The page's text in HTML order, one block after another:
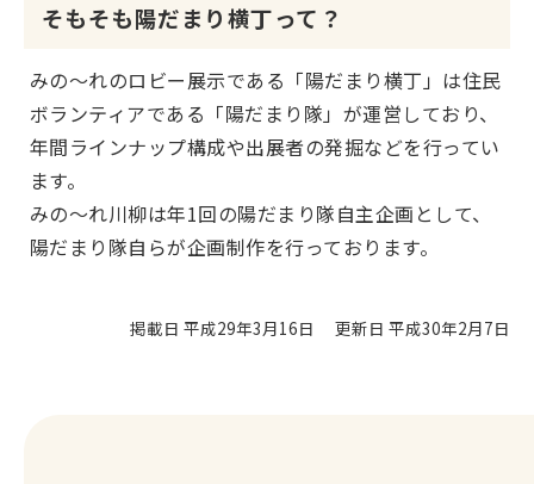
そもそも陽だまり横丁って？
みの～れのロビー展示である「陽だまり横丁」は住民
ボランティアである「陽だまり隊」が運営しており、
年間ラインナップ構成や出展者の発掘などを行ってい
ます。
みの～れ川柳は年1回の陽だまり隊自主企画として、
陽だまり隊自らが企画制作を行っております。
掲載日 平成29年3月16日 更新日 平成30年2月7日